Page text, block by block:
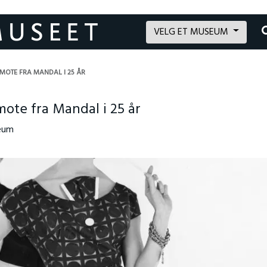
VELG ET MUSEUM
FRA MANDAL I 25 ÅR
fra Mandal i 25 år